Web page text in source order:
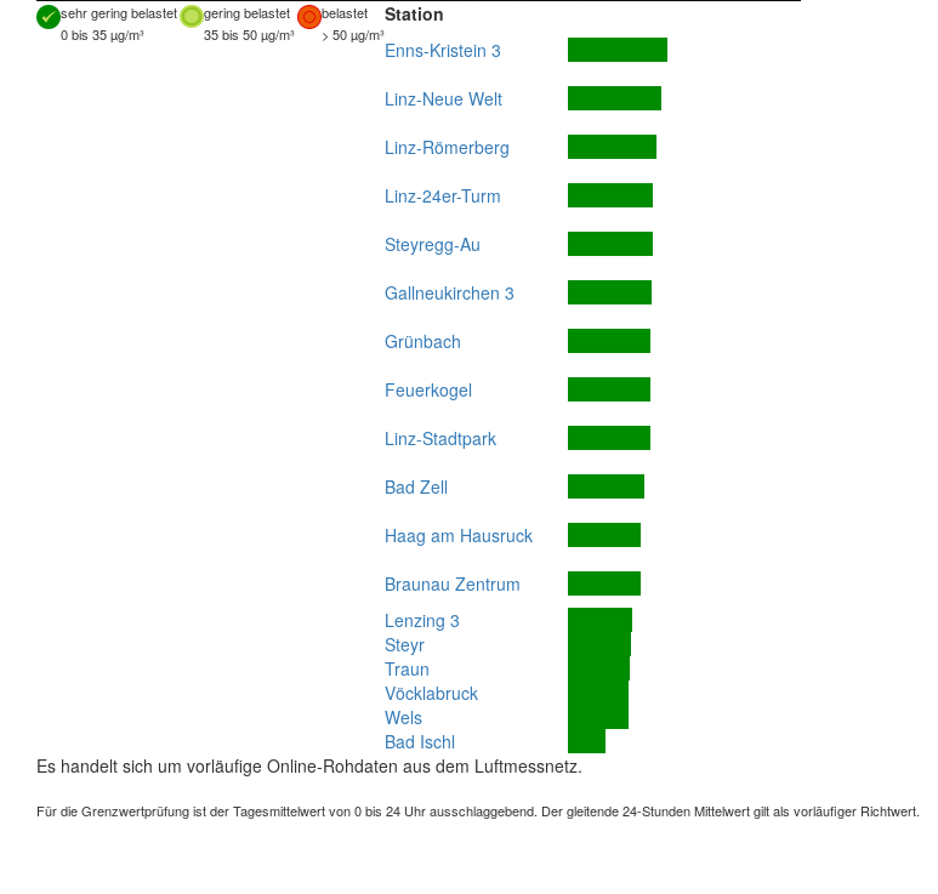
sehr gering belastet gering belastet
belastet
0 bis 35 µg/m³
35 bis 50 µg/m³ > 50 µg/m³
Station
Enns-Kristein 3
Linz-Neue Welt
Linz-Römerberg
Linz-24er-Turm
Steyregg-Au
Gallneukirchen 3
Grünbach
Feuerkogel
Linz-Stadtpark
Bad Zell
Haag am Hausruck
Braunau Zentrum
Lenzing 3
Steyr
Traun
Vöcklabruck
Wels
Bad Ischl
Es handelt sich um vorläufige Online-Rohdaten aus dem Luftmessnetz.
Für die Grenzwertprüfung ist der Tagesmittelwert von 0 bis 24 Uhr ausschlaggebend. Der gleitende 24-Stunden Mittelwert gilt als vorläufiger Richtwert.